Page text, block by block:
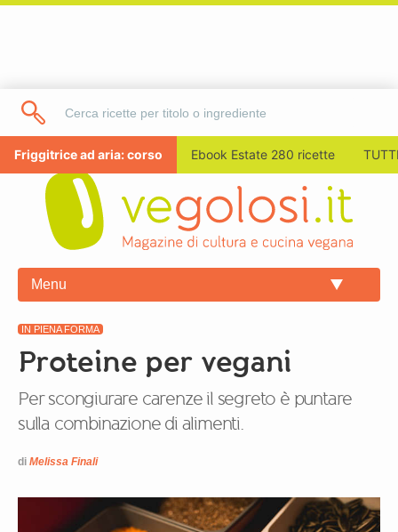
Friggitrice ad aria: corso Ebook Estate 280 ricette
Menu
IN PIENA FORMA
Proteine per vegani
Per scongiurare carenze il segreto è puntare
sulla combinazione di alimenti.
di Melissa Finali